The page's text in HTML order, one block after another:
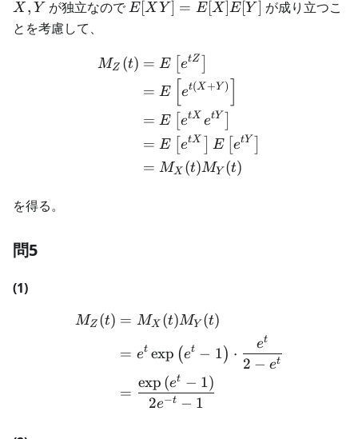
X,Y
X , Y が独立なのでE[XY]=E[X]E[Y]
E[X Y ] = E[X]E[Y ] が成り立つこ
とを考慮して、
\begin{aligned} M_Z(t)
MZ (t) = E etZ
= E et(X +Y )
= E etX etY
= E etX E [etY
= MX (t)MY (t)
を得る。
問5
(1)
\begin{aligned} M_Z(t)
MZ (t) = MX (t)MY (t)
= et exp (et − 1) ⋅
2 − et
et
=
2e−t − 1
exp (et − 1)